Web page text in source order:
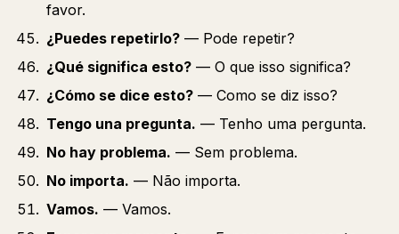
favor.
¿Puedes repetirlo? — Pode repetir?
¿Qué significa esto? — O que isso significa?
¿Cómo se dice esto? — Como se diz isso?
Tengo una pregunta. — Tenho uma pergunta.
No hay problema. — Sem problema.
No importa. — Não importa.
Vamos. — Vamos.